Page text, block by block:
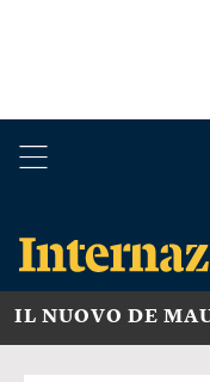
IL NUOVO DE